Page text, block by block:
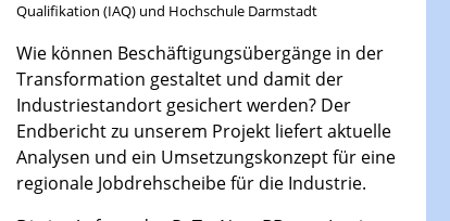
Qualifikation (IAQ) und Hochschule Darmstadt
Wie können Beschäftigungsübergänge in der
Transformation gestaltet und damit der
Industriestandort gesichert werden? Der
Endbericht zu unserem Projekt liefert aktuelle
Analysen und ein Umsetzungskonzept für eine
regionale Jobdrehscheibe für die Industrie.